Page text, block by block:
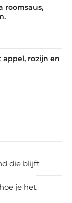
roomsaus,
rozijn en
die blijft
je het